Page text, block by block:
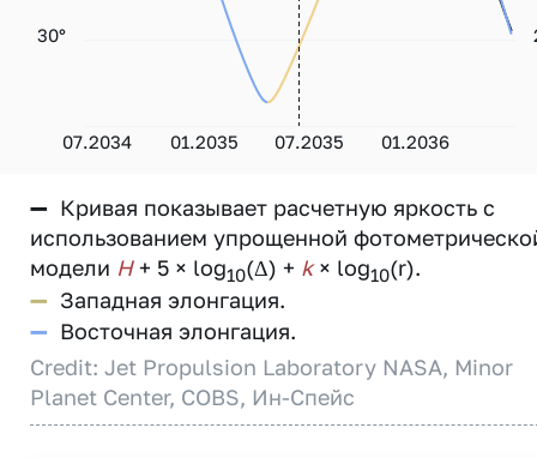
07.2034 01.2035 07.2035 01.2036
30°
— Кривая показывает расчетную яркость с
использованием упрощенной
модели H+ 5 × log10(Δ) + k× log10(r).
— Западная элонгация.
— Восточная элонгация.
Credit: Jet Propulsion Laboratory NASA, Minor
Planet Center, COBS, Ин-Спейс